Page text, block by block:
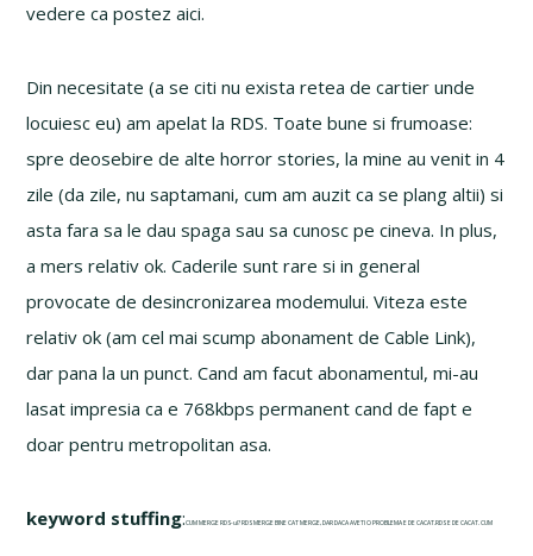
vedere ca postez aici.
Din necesitate (a se citi nu exista retea de cartier unde
locuiesc eu) am apelat la RDS. Toate bune si frumoase:
spre deosebire de alte horror stories, la mine au venit in 4
zile (da zile, nu saptamani, cum am auzit ca se plang altii) si
asta fara sa le dau spaga sau sa cunosc pe cineva. In plus,
a mers relativ ok. Caderile sunt rare si in general
provocate de desincronizarea modemului. Viteza este
relativ ok (am cel mai scump abonament de Cable Link),
dar pana la un punct. Cand am facut abonamentul, mi-au
lasat impresia ca e 768kbps permanent cand de fapt e
doar pentru metropolitan asa.
keyword stuffing:CUM MERGE RDS-ul? RDS MERGE BINE CAT MERGE, DAR DACA AVETI O PROBLEMA E DE CACAT.RDS E DE CACAT. CUM